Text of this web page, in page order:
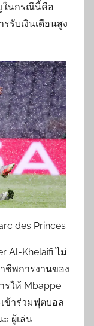
ในกรณีนี้คือ
รับเงินเดือนสูง
des Princes
Al-Khelaifi ไม่
ชีพการงานของ
รให้ Mbappe
ข้าร่วมฟุตบอล
ผู้เล่น